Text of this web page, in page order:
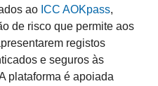
ao ICC AOKpass,
de risco que permite aos
registos
e seguros às
plataforma é apoiada